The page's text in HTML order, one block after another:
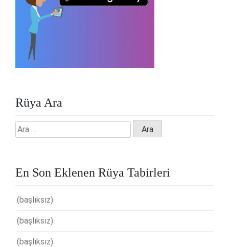
Rüya Ara
Arama:
En Son Eklenen Rüya Tabirleri
(başlıksız)
(başlıksız)
(başlıksız)